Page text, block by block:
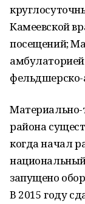
Камеевской
посещений;
Материально-
района
когда начал
запущено
В 2015 году